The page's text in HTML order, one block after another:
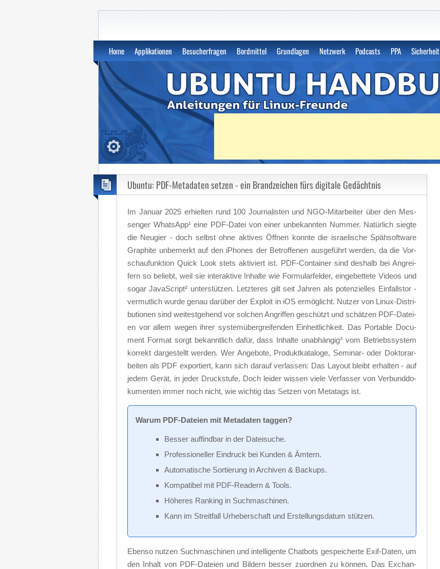
Home Applikationen Besucherfragen Bordmittel Grundlagen Netzwerk Podcasts PPA Sicherheit
Ubuntu: PDF-Metadaten setzen - ein Brandzeichen fürs digitale Gedächtnis
Im Ja­nu­ar 2025 er­hiel­ten rund 100 Jour­na­lis­ten und NGO-Mit­ar­bei­ter über den Mes­
sen­ger Whats­Ap­p¹ ei­ne PDF-Da­tei von ei­ner un­be­kann­ten Num­mer. Na­tür­lich sieg­te
die Neu­gier - doch selbst oh­ne ak­ti­ves Öff­nen konn­te die is­rae­li­sche Späh­soft­ware
Gra­phi­te un­be­merkt auf den iPho­nes der Be­trof­fe­nen aus­ge­führt wer­den, da die Vor­
schau­funk­ti­on Quick Look stets ak­ti­viert ist. PDF-Con­tai­ner sind des­halb bei An­grei­
fern so be­liebt, weil sie in­ter­ak­ti­ve In­hal­te wie For­mu­lar­fel­der, ein­ge­bet­te­te Vi­de­os und
so­gar Ja­va­Scrip­t² un­ter­stüt­zen. Letz­te­res gilt seit Jah­ren als po­ten­zi­el­les Ein­falls­tor -
ver­mut­lich wur­de ge­nau dar­über der Ex­ploit in iOS er­mög­licht. Nut­zer von Li­nux-Dis­tri­
bu­tio­nen sind wei­test­ge­hend vor sol­chen An­grif­fen ge­schützt und schät­zen PDF-Da­tei­
en vor al­lem we­gen ih­rer sys­tem­über­grei­fen­den Ein­heit­lich­keit. Das Por­ta­ble Do­cu­
ment For­mat sorgt be­kannt­lich da­für, dass In­hal­te un­ab­hän­gi­g³ vom Be­triebs­sys­tem
kor­rekt dar­ge­stellt wer­den. Wer An­ge­bo­te, Pro­dukt­ka­ta­lo­ge, Se­mi­nar- oder Dok­tor­ar­
bei­ten als PDF ex­por­tiert, kann sich dar­auf ver­las­sen: Das Lay­out bleibt er­hal­ten - auf
je­dem Ge­rät, in je­der Druck­stu­fe. Doch lei­der wis­sen vie­le Ver­fas­ser von Ver­bund­do­
ku­men­ten im­mer noch nicht, wie wich­tig das Set­zen von Me­ta­tags ist.
War­um PDF-Da­tei­en mit Me­ta­da­ten tag­gen?
Bes­ser auf­find­bar in der Da­tei­suche.
Pro­fes­sio­nel­ler Ein­druck bei Kun­den & Äm­tern.
Au­to­ma­ti­sche Sor­tie­rung in Ar­chi­ven & Back­ups.
Kom­pa­ti­bel mit PDF-Rea­dern & Tools.
Hö­he­res Ran­king in Such­ma­schi­nen.
Kann im Streit­fall Ur­he­ber­schaft und Er­stel­lungs­da­tum stüt­zen.
Eben­so nut­zen Such­ma­schi­nen und in­tel­li­gen­te Chat­bots ge­spei­cher­te Exif-Da­ten, um
den In­halt von PDF-Da­tei­en und Bil­dern bes­ser zu­ord­nen zu kön­nen. Das Ex­ch­an­